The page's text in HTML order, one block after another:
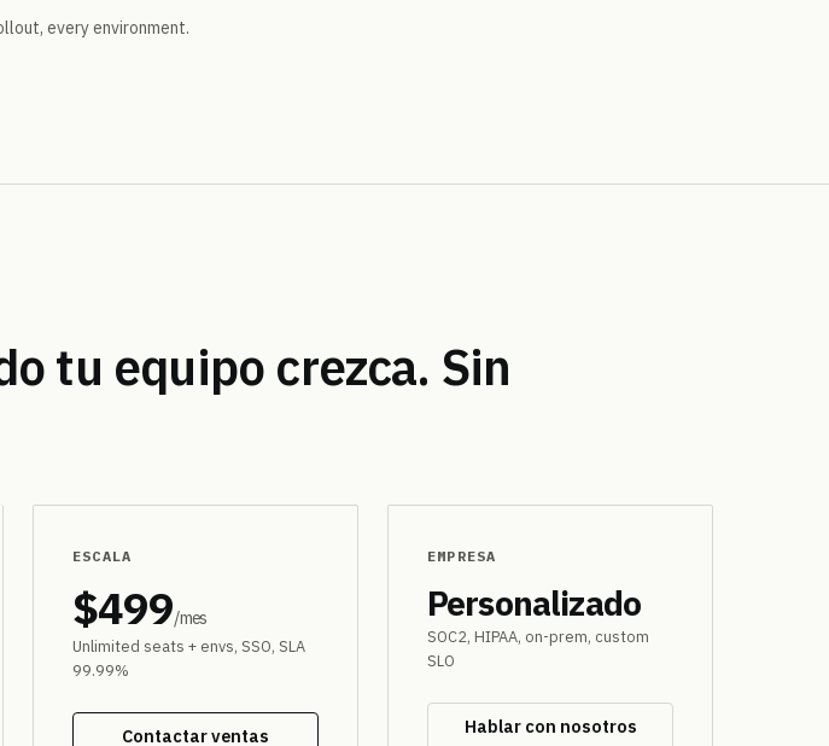
every environment.
tu equipo crezca. Sin
ESCALA
$499/mes
Unlimited seats + envs, SSO, SLA
99.99%
Contactar ventas
EMPRESA
Personalizado
SOC2, HIPAA, on-prem, custom
SLO
Hablar con nosotros